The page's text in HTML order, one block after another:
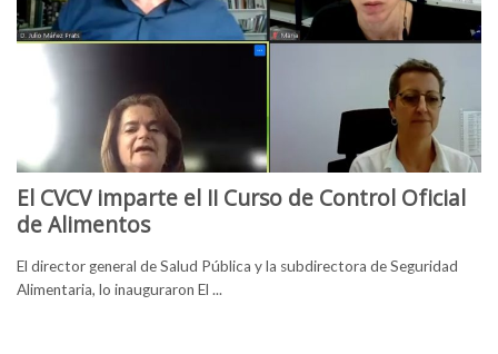
El CVCV imparte el II Curso de Control Oficial
de Alimentos
El director general de Salud Pública y la subdirectora de Seguridad
Alimentaria, lo inauguraron El ...